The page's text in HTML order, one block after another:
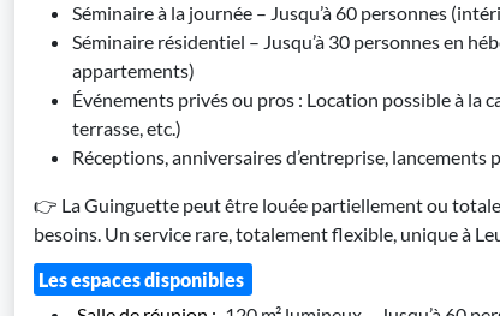
Séminaire à la journée – Jusqu’à 60 personnes
Séminaire résidentiel – Jusqu’à 30 personnes en
appartements)
Événements privés ou pros : Location possible à la
terrasse, etc.)
Réceptions, anniversaires d’entreprise,
👉 La Guinguette peut être louée partiellement ou
besoins. Un service rare, totalement flexible, unique à
Les espaces disponibles